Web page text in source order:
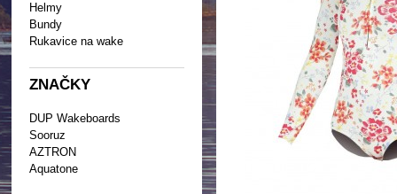
Helmy
Bundy
Rukavice na wake
ZNAČKY
DUP Wakeboards
Sooruz
AZTRON
Aquatone